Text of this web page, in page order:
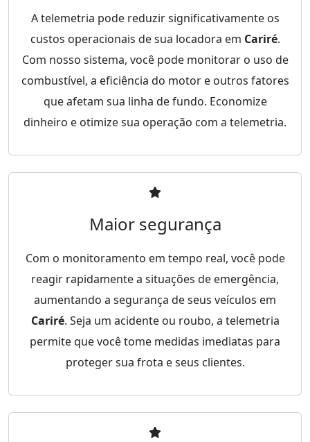
A telemetria pode reduzir significativamente os
custos operacionais de sua locadora em Cariré.
Com nosso sistema, você pode monitorar o uso de
combustível, a eficiência do motor e outros fatores
que afetam sua linha de fundo. Economize
dinheiro e otimize sua operação com a telemetria.
Maior segurança
Com o monitoramento em tempo real, você pode
reagir rapidamente a situações de emergência,
aumentando a segurança de seus veículos em
Cariré. Seja um acidente ou roubo, a telemetria
permite que você tome medidas imediatas para
proteger sua frota e seus clientes.